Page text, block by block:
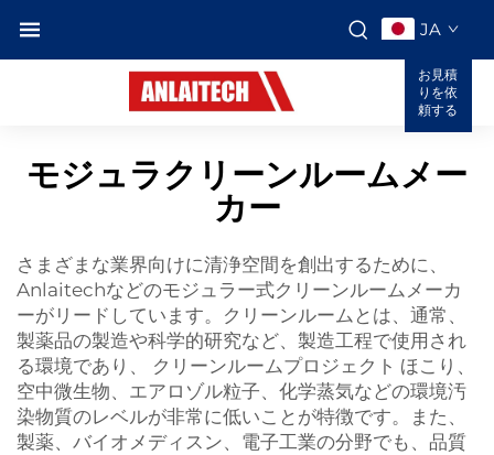
JA
お見積
りを依
頼する
モジュラクリーンルームメー
カー
さまざまな業界向けに清浄空間を創出するために、
Anlaitechなどのモジュラー式クリーンルームメーカ
ーがリードしています。クリーンルームとは、通常、
製薬品の製造や科学的研究など、製造工程で使用され
る環境であり、 クリーンルームプロジェクト ほこり、
空中微生物、エアロゾル粒子、化学蒸気などの環境汚
染物質のレベルが非常に低いことが特徴です。また、
製薬、バイオメディスン、電子工業の分野でも、品質